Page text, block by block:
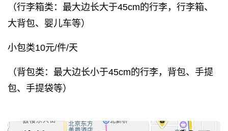
（行李箱类：最大边长大于45cm的行李，行李箱、
大背包、婴儿车等）
小包类10元/件/天
（背包类：最大边长小于45cm的行李，背包、手提
包、手提袋等）